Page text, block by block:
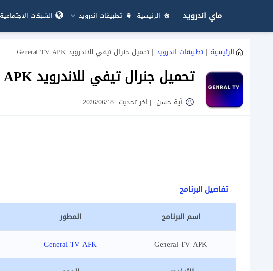
ماي اندرويد الرئيسية تطبيقات اندرويد الشبكات الاجتماعية
الرئيسية | تطبيقات اندرويد | تحميل جنرال تيفي للاندرويد General TV APK
تحميل جنرال تيفي للاندرويد General TV APK
آية حسن | اخر تحديث 2026/06/18
تفاصيل البرنامج
اسم البرنامج
المطور
General TV APK
General TV APK